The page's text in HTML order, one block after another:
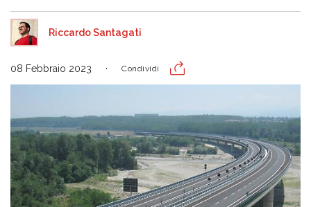
Riccardo Santagati
08 Febbraio 2023 Condividi